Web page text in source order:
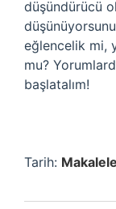
düşündürücü
eğlencelik mi,
mu?
başlatalım!
Tarih: